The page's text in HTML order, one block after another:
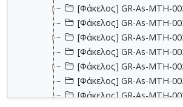
[Φάκελος] GR-As-MTH-
[Φάκελος] GR-As-MTH-
[Φάκελος] GR-As-MTH-
[Φάκελος] GR-As-MTH-
[Φάκελος] GR-As-MTH-
[Φάκελος] GR-As-MTH-
[Φάκελος] GR-As-MTH-